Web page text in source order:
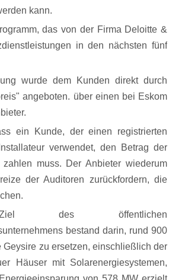
kann.
das von der Firma Deloitte &
in den nächsten fünf
wurde dem Kunden direkt durch
angeboten. über einen bei Eskom
ein Kunde, der einen registrierten
verwendet, den Betrag der
zahlen muss. Der Anbieter wiederum
der Auditoren zurückfordern, die
des öffentlichen
bestand darin, rund 900
Geysire zu ersetzen, einschließlich der
Häuser mit Solarenergiesystemen,